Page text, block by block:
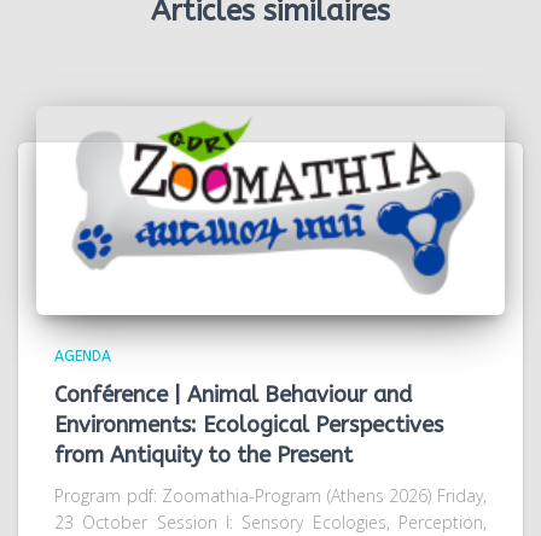
Articles similaires
AGENDA
Conférence | Animal Behaviour and
Environments: Ecological Perspectives
from Antiquity to the Present
Program pdf: Zoomathia-Program (Athens 2026) Friday,
23 October Session I: Sensory Ecologies, Perception,